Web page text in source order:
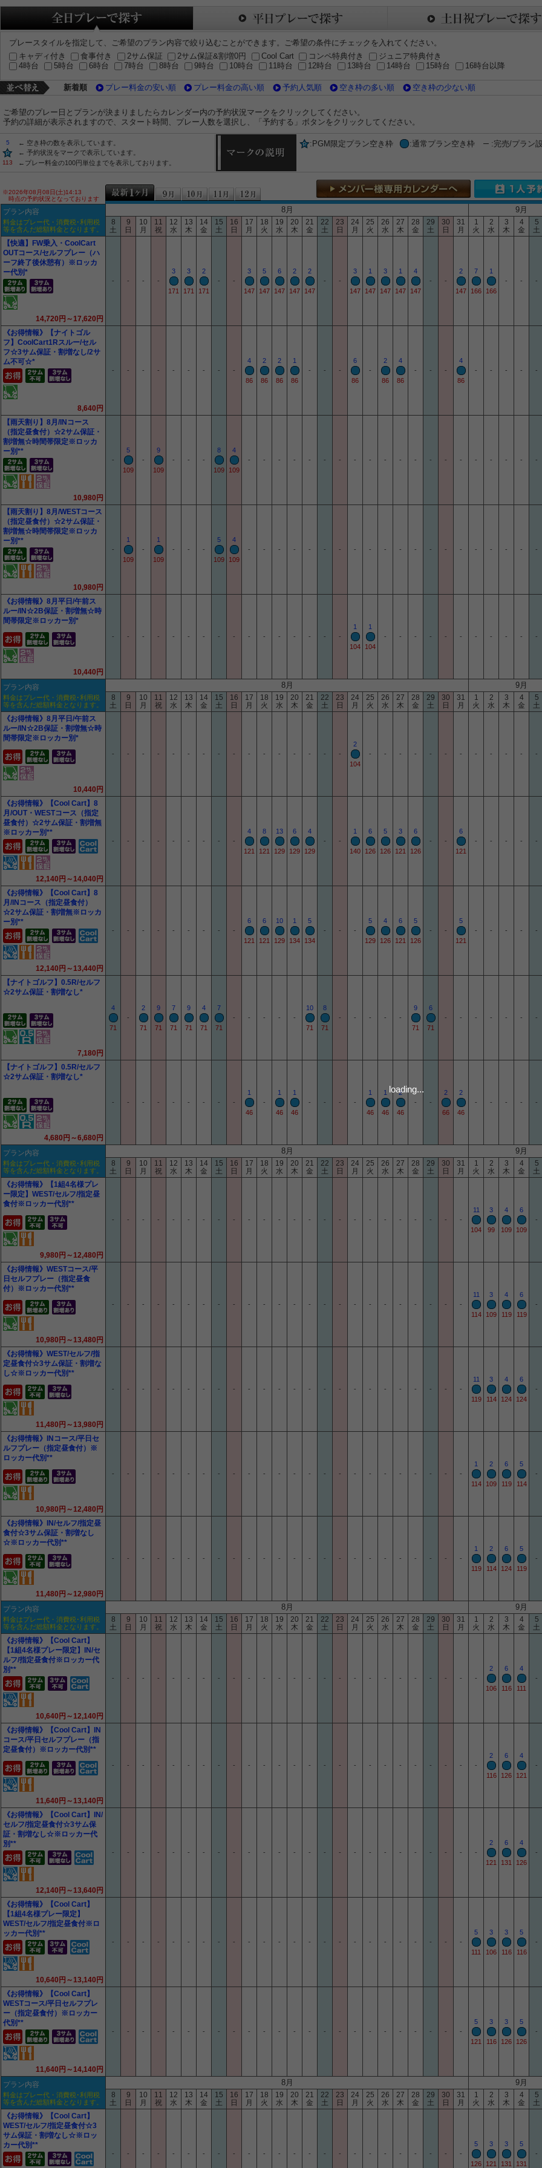
プレースタイルを指定して、ご希望のプラン内容で絞り込むことができます。ご希望の条件にチェックを入れてください。
キャディ付き
食事付き 2サム保証 2サム保証&割増0円 Cool Cart コンペ特典付き
ジュニア特典付き
4時台
5時台 6時台 7時台 8時台 9時台 10時台 11時台 12時台 13時台 14時台 15時台 16時台以降
新着順 プレー料金の安い順 プレー料金の高い順 予約人気順 空き枠の多い順 空き枠の少ない順
ご希望のプレー日とプランが決まりましたらカレンダー内の予約状況マークをクリックしてください。
予約の詳細が表示されますので、スタート時間、プレー人数を選択し、「予約する」ボタンをクリックしてください。
5
← 空き枠の数を表示しています。
← 予約状況をマークで表示しています。
113 ←プレー料金の100円単位までを表示しております。
:PGM限定プラン空き枠 :通常プラン空き枠 :完売/プラン
※2026年08月08日(土)14:13
時点の予約状況となっております
プラン内容
料金はプレー代・消費税･利用税
等を含んだ総額料金となります。
8月 9月
8
土
9
日
10
月
11
祝
12
水
13
木
14
金
15
土
16
日
17
月
18
火
19
水
20
木
21
金
22
土
23
日
24
月
25
火
26
水
27
木
28
金
29
土
30
日
31
月
1
火
2
水
3
木
4
金
5
土
【快適】FW乗入・CoolCart
OUTコース/セルフプレー（ハ
ーフ終了後休憩有）※ロッカ
ー代別*
14,720円～17,620円
- - - -
3
171
3
171
2
171
- -
3
147
5
147
6
147
2
147
2
147
- -
3
147
1
147
3
147
1
147
4
147
- -
2
147
7
166
1
166
- - -
《お得情報》【ナイトゴル
フ】CoolCart1Rスルー/セル
フ☆3サム保証・割増なし/2サ
ム不可☆*
8,640円
- - - - - - - - -
4
86
2
86
2
86
1
86
- - -
6
86
-
2
86
4
86
- - -
4
86
- - - - -
【雨天割り】8月/INコース
（指定昼食付）☆2サム保証・
割増無☆時間帯限定※ロッカ
ー別**
10,980円
-
5
109
-
9
109
- - -
8
109
4
109
- - - - - - - - - - - - - - - - - - - -
【雨天割り】8月/WESTコース
（指定昼食付）☆2サム保証・
割増無☆時間帯限定※ロッカ
ー別**
10,980円
-
1
109
-
1
109
- - -
5
109
4
109
- - - - - - - - - - - - - - - - - - - -
《お得情報》8月平日/午前ス
ルー/IN☆2B保証・割増無☆時
間帯限定※ロッカー別*
10,440円
- - - - - - - - - - - - - - - -
1
104
1
104
- - - - - - - - - - -
プラン内容
料金はプレー代・消費税･利用税
等を含んだ総額料金となります。
8月 9月
8
土
9
日
10
月
11
祝
12
水
13
木
14
金
15
土
16
日
17
月
18
火
19
水
20
木
21
金
22
土
23
日
24
月
25
火
26
水
27
木
28
金
29
土
30
日
31
月
1
火
2
水
3
木
4
金
5
土
《お得情報》8月平日/午前ス
ルー/IN☆2B保証・割増無☆時
間帯限定※ロッカー別*
10,440円
- - - - - - - - - - - - - - - -
2
104
- - - - - - - - - - - -
《お得情報》【Cool Cart】8
月/OUT・WESTコース（指定
昼食付）☆2サム保証・割増無
※ロッカー別**
12,140円～14,040円
- - - - - - - - -
4
121
8
121
13
129
6
129
4
129
- -
1
140
6
126
5
126
3
121
6
126
- -
6
121
- - - - -
《お得情報》【Cool Cart】8
月/INコース（指定昼食付）
☆2サム保証・割増無※ロッカ
ー別**
12,140円～13,440円
- - - - - - - - -
6
121
6
121
10
129
1
134
5
134
- - -
5
129
4
126
6
121
5
126
- -
5
121
- - - - -
【ナイトゴルフ】0.5R/セルフ
☆2サム保証・割増なし*
7,180円
4
71
-
2
71
9
71
7
71
9
71
4
71
7
71
- - - - -
10
71
8
71
- - - - -
9
71
6
71
- - - - - - -
【ナイトゴルフ】0.5R/セルフ
☆2サム保証・割増なし*
4,680円～6,680円
- - - - - - - - -
1
46
-
1
46
1
46
- - - -
1
46
1
46
2
46
- -
2
66
2
46
- - - - -
プラン内容
料金はプレー代・消費税･利用税
等を含んだ総額料金となります。
8月 9月
8
土
9
日
10
月
11
祝
12
水
13
木
14
金
15
土
16
日
17
月
18
火
19
水
20
木
21
金
22
土
23
日
24
月
25
火
26
水
27
木
28
金
29
土
30
日
31
月
1
火
2
水
3
木
4
金
5
土
《お得情報》【1組4名様プレ
ー限定】WEST/セルフ/指定昼
食付※ロッカー代別**
9,980円～12,480円
- - - - - - - - - - - - - - - - - - - - - - - -
11
104
3
99
4
109
6
109
-
《お得情報》WESTコース/平
日セルフプレー（指定昼食
付）※ロッカー代別**
10,980円～13,480円
- - - - - - - - - - - - - - - - - - - - - - - -
11
114
3
109
4
119
6
119
-
《お得情報》WEST/セルフ/指
定昼食付☆3サム保証・割増な
し☆※ロッカー代別**
11,480円～13,980円
- - - - - - - - - - - - - - - - - - - - - - - -
11
119
3
114
4
124
6
124
-
《お得情報》INコース/平日セ
ルフプレー（指定昼食付）※
ロッカー代別**
10,980円～12,480円
- - - - - - - - - - - - - - - - - - - - - - - -
1
114
2
109
6
119
5
114
-
《お得情報》IN/セルフ/指定昼
食付☆3サム保証・割増なし
☆※ロッカー代別**
11,480円～12,980円
- - - - - - - - - - - - - - - - - - - - - - - -
1
119
2
114
6
124
5
119
-
プラン内容
料金はプレー代・消費税･利用税
等を含んだ総額料金となります。
8月 9月
8
土
9
日
10
月
11
祝
12
水
13
木
14
金
15
土
16
日
17
月
18
火
19
水
20
木
21
金
22
土
23
日
24
月
25
火
26
水
27
木
28
金
29
土
30
日
31
月
1
火
2
水
3
木
4
金
5
土
《お得情報》【Cool Cart】
【1組4名様プレー限定】IN/セ
ルフ/指定昼食付※ロッカー代
別**
10,640円～12,140円
- - - - - - - - - - - - - - - - - - - - - - - - -
2
106
6
116
4
111
-
《お得情報》【Cool Cart】IN
コース/平日セルフプレー（指
定昼食付）※ロッカー代別**
11,640円～13,140円
- - - - - - - - - - - - - - - - - - - - - - - - -
2
116
6
126
4
121
-
《お得情報》【Cool Cart】IN/
セルフ/指定昼食付☆3サム保
証・割増なし☆※ロッカー代
別**
12,140円～13,640円
- - - - - - - - - - - - - - - - - - - - - - - - -
2
121
6
131
4
126
-
《お得情報》【Cool Cart】
【1組4名様プレー限定】
WEST/セルフ/指定昼食付※ロ
ッカー代別**
10,640円～13,140円
- - - - - - - - - - - - - - - - - - - - - - - -
5
111
3
106
3
116
5
116
-
《お得情報》【Cool Cart】
WESTコース/平日セルフプレ
ー（指定昼食付）※ロッカー
代別**
11,640円～14,140円
- - - - - - - - - - - - - - - - - - - - - - - -
5
121
3
116
3
126
5
126
-
プラン内容
料金はプレー代・消費税･利用税
等を含んだ総額料金となります。
8月 9月
8
土
9
日
10
月
11
祝
12
水
13
木
14
金
15
土
16
日
17
月
18
火
19
水
20
木
21
金
22
土
23
日
24
月
25
火
26
水
27
木
28
金
29
土
30
日
31
月
1
火
2
水
3
木
4
金
5
土
《お得情報》【Cool Cart】
WEST/セルフ/指定昼食付☆3
サム保証・割増なし☆※ロッ
カー代別**
- - - - - - - - - - - - - - - - - - - - - - - -
5
126
3
121
3
131
5
131
-
loading...